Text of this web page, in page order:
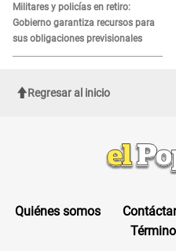
Militares y policías en retiro:
Gobierno garantiza recursos para
sus obligaciones previsionales
Regresar al inicio
Quiénes somos